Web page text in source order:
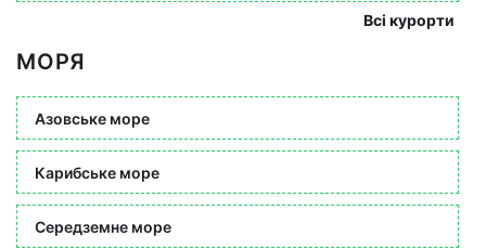
Всі курорти
МОРЯ
Азовське море
Карибське море
Середземне море